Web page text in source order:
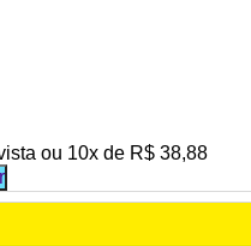
ou 10x de R$ 38,88